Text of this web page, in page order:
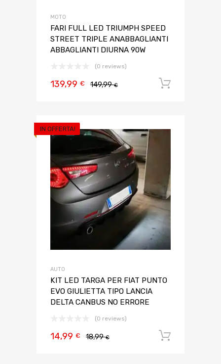
MOTO
FARI FULL LED TRIUMPH SPEED
STREET TRIPLE ANABBAGLIANTI
ABBAGLIANTI DIURNA 90W
(0 reviews)
149,99€
139,99 €
IN OFFERTA!
AUTO
KIT LED TARGA PER FIAT PUNTO
EVO GIULIETTA TIPO LANCIA
DELTA CANBUS NO ERRORE
(0 reviews)
18,99€
14,99 €